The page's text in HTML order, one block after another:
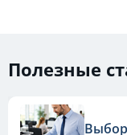
Полезные